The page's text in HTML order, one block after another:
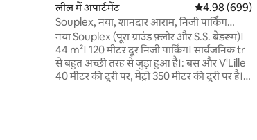
लील में अपार्टमेंट औसत रेटिंग 5 में
4.98 (699)
Souplex, नया, शानदार आराम, निजी पार्किंग
शामिल है
नया Souplex (पूरा ग्राउंड फ़्लोर और S.S. बेडरूम)।
44 m²। 120 मीटर दूर निजी पार्किंग। सार्वजनिक tr
से बहुत अच्छी तरह से जुड़ा हुआ है।: बस और V'Lille
40 मीटर की दूरी पर, मेट्रो 350 मीटर की दूरी पर है।